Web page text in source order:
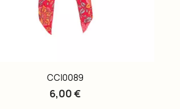
CCI0089
6,00 €